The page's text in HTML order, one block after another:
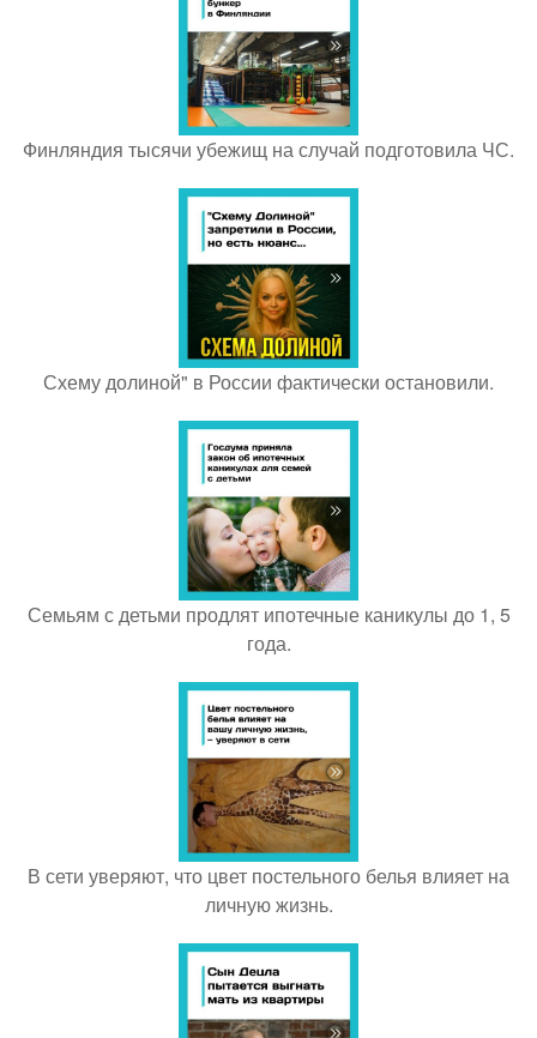
Финляндия тысячи убежищ на случай подготовила ЧС.
Схему долиной" в России фактически остановили.
Семьям с детьми продлят ипотечные каникулы до 1, 5
года.
В сети уверяют, что цвет постельного белья влияет на
личную жизнь.